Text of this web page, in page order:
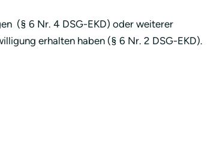
(§ 6 Nr. 4 DSG-EKD) oder weiterer
erhalten haben (§ 6 Nr. 2 DSG-EKD).